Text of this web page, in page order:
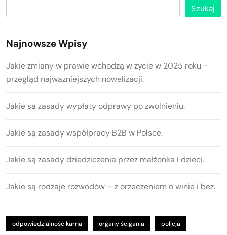
Szukaj
Najnowsze Wpisy
Jakie zmiany w prawie wchodzą w życie w 2025 roku –
przegląd najważniejszych nowelizacji.
Jakie są zasady wypłaty odprawy po zwolnieniu.
Jakie są zasady współpracy B2B w Polsce.
Jakie są zasady dziedziczenia przez małżonka i dzieci.
Jakie są rodzaje rozwodów – z orzeczeniem o winie i bez.
odpowiedzialność karna organy ścigania policja